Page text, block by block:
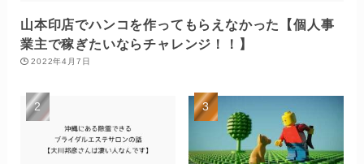
山本印店でハンコを作ってもらえなかった【個人事
業主で稼ぎたいならチャレンジ！！】
2022年4月7日